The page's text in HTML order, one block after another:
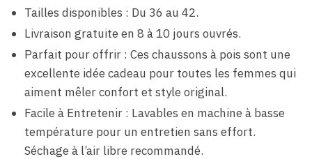
Tailles disponibles : Du 36 au 42.
Livraison gratuite en 8 à 10 jours ouvrés.
Parfait pour offrir : Ces chaussons à pois sont une
excellente idée cadeau pour toutes les femmes qui
aiment mêler confort et style original.
Facile à Entretenir : Lavables en machine à basse
température pour un entretien sans effort.
Séchage à l’air libre recommandé.